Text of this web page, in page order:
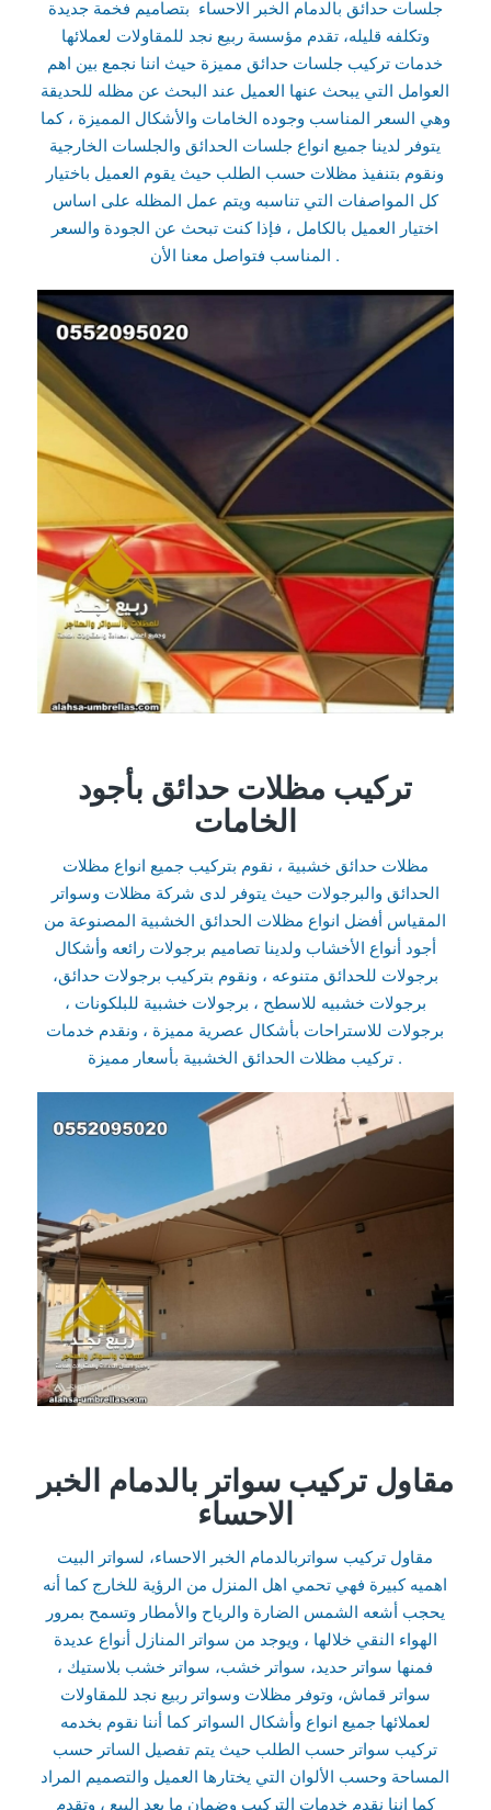
جلسات حدائق بالدمام الخبر الاحساء بتصاميم فخمة جديدة
وتكلفه قليله، تقدم مؤسسة ربيع نجد للمقاولات لعملائها
خدمات تركيب جلسات حدائق مميزة حيث اننا نجمع بين اهم
العوامل التي يبحث عنها العميل عند البحث عن مظله للحديقة
وهي السعر المناسب وجوده الخامات والأشكال المميزة ، كما
يتوفر لدينا جميع انواع جلسات الحدائق والجلسات الخارجية
ونقوم بتنفيذ مظلات حسب الطلب حيث يقوم العميل باختيار
كل المواصفات التي تناسبه ويتم عمل المظله على اساس
اختيار العميل بالكامل ، فإذا كنت تبحث عن الجودة والسعر
المناسب فتواصل معنا الأن .
تركيب مظلات حدائق بأجود
الخامات
مظلات حدائق خشبية ، نقوم بتركيب جميع انواع مظلات
الحدائق والبرجولات حيث يتوفر لدى شركة مظلات وسواتر
المقياس أفضل انواع مظلات الحدائق الخشبية المصنوعة من
أجود أنواع الأخشاب ولدينا تصاميم برجولات رائعه وأشكال
برجولات للحدائق متنوعه ، ونقوم بتركيب برجولات حدائق،
برجولات خشبيه للاسطح ، برجولات خشبية للبلكونات ،
برجولات للاستراحات بأشكال عصرية مميزة ، ونقدم خدمات
تركيب مظلات الحدائق الخشبية بأسعار مميزة .
مقاول تركيب سواتر بالدمام الخبر
الاحساء
مقاول تركيب سواتربالدمام الخبر الاحساء، لسواتر البيت
اهميه كبيرة فهي تحمي اهل المنزل من الرؤية للخارج كما أنه
يحجب أشعه الشمس الضارة والرياح والأمطار وتسمح بمرور
الهواء النقي خلالها ، ويوجد من سواتر المنازل أنواع عديدة
فمنها سواتر حديد، سواتر خشب، سواتر خشب بلاستيك ،
سواتر قماش، وتوفر مظلات وسواتر ربيع نجد للمقاولات
لعملائها جميع انواع وأشكال السواتر كما أننا نقوم بخدمه
تركيب سواتر حسب الطلب حيث يتم تفصيل الساتر حسب
المساحة وحسب الألوان التي يختارها العميل والتصميم المراد
كما اننا نقدم خدمات التركيب وضمان ما بعد البيع ، وتقدم